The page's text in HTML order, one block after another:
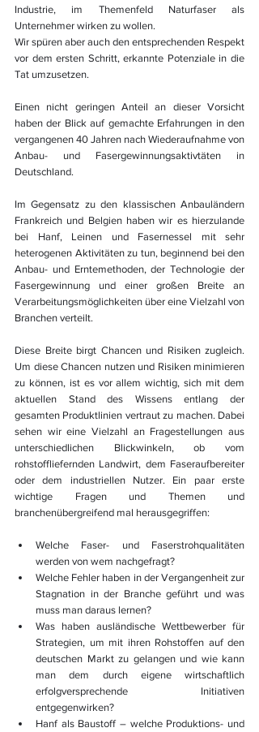
Industrie, im Themenfeld Naturfaser als
Unternehmer wirken zu wollen.
Wir spüren aber auch den entsprechenden Respekt
vor dem ersten Schritt, erkannte Potenziale in die
Tat umzusetzen.
Einen nicht geringen Anteil an dieser Vorsicht
haben der Blick auf gemachte Erfahrungen in den
vergangenen 40 Jahren nach Wiederaufnahme von
Anbau- und Fasergewinnungsaktivtäten in
Deutschland.
Im Gegensatz zu den klassischen Anbauländern
Frankreich und Belgien haben wir es hierzulande
bei Hanf, Leinen und Fasernessel mit sehr
heterogenen Aktivitäten zu tun, beginnend bei den
Anbau- und Erntemethoden, der Technologie der
Fasergewinnung und einer großen Breite an
Verarbeitungsmöglichkeiten über eine Vielzahl von
Branchen verteilt.
Diese Breite birgt Chancen und Risiken zugleich.
Um diese Chancen nutzen und Risiken minimieren
zu können, ist es vor allem wichtig, sich mit dem
aktuellen Stand des Wissens entlang der
gesamten Produktlinien vertraut zu machen. Dabei
sehen wir eine Vielzahl an Fragestellungen aus
unterschiedlichen Blickwinkeln, ob vom
rohstoffliefernden Landwirt, dem Faseraufbereiter
oder dem industriellen Nutzer. Ein paar erste
wichtige Fragen und Themen und
branchenübergreifend mal herausgegriffen:
Welche Faser- und Faserstrohqualitäten
werden von wem nachgefragt?
Welche Fehler haben in der Vergangenheit zur
Stagnation in der Branche geführt und was
muss man daraus lernen?
Was haben ausländische Wettbewerber für
Strategien, um mit ihren Rohstoffen auf den
deutschen Markt zu gelangen und wie kann
man dem durch eigene wirtschaftlich
erfolgversprechende Initiativen
entgegenwirken?
Hanf als Baustoff – welche Produktions- und